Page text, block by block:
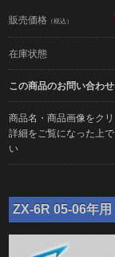
販売価格 （税込）
在庫状態
この商品のお問い合わ
商品名・商品画像をク
詳細をご覧になった上
い
ZX-6R 05-06年